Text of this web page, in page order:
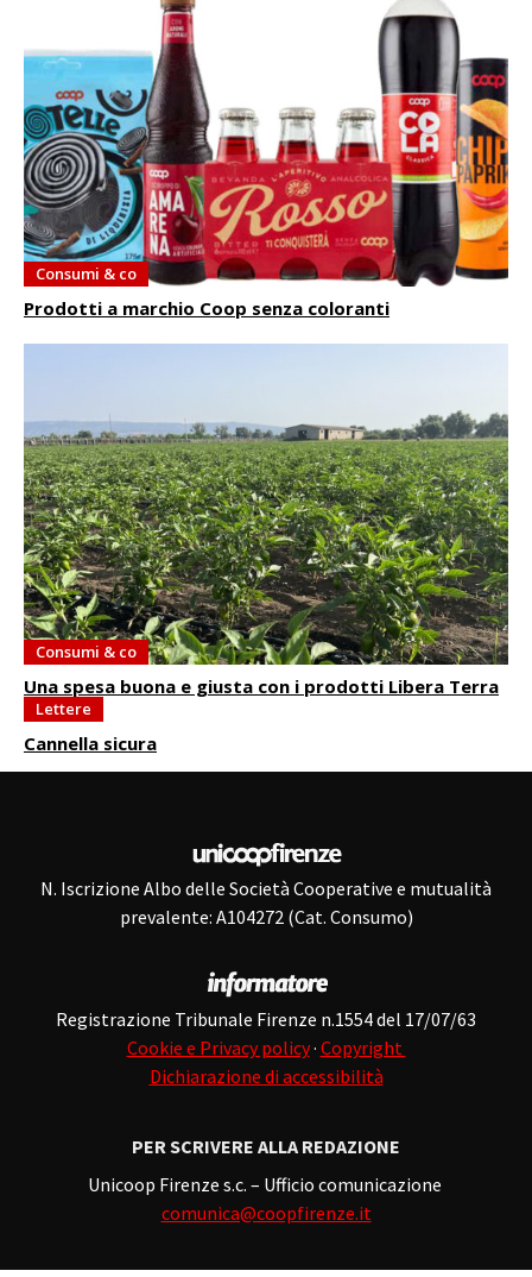
Consumi & co
Prodotti a marchio Coop senza coloranti
Consumi & co
Una spesa buona e giusta con i prodotti Libera Terra
Lettere
Cannella sicura
N. Iscrizione Albo delle Società Cooperative e mutualità
prevalente: A104272 (Cat. Consumo)
Registrazione Tribunale Firenze n.1554 del 17/07/63
Cookie e Privacy policy· Copyright
Dichiarazione di accessibilità
PER SCRIVERE ALLA REDAZIONE
Unicoop Firenze s.c. – Ufficio comunicazione
comunica@coopfirenze.it